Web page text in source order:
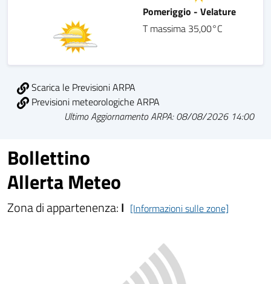
Pomeriggio - Velature
T massima 35,00°C
Scarica le Previsioni ARPA
Previsioni meteorologiche ARPA
Ultimo Aggiornamento ARPA: 08/08/2026 14:00
Bollettino
Allerta Meteo
Zona di appartenenza:I [Informazioni sulle zone]